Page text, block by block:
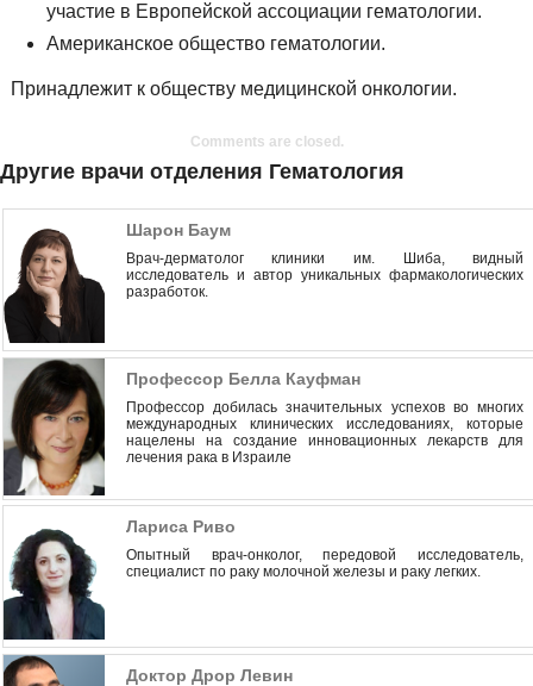
участие в Европейской ассоциации гематологии.
Американское общество гематологии.
Принадлежит к обществу медицинской онкологии.
Comments are closed.
Другие врачи отделения Гематология
Шарон Баум
Врач-дерматолог клиники им. Шиба, видный
исследователь и автор уникальных фармакологических
разработок.
Профессор Белла Кауфман
Профессор добилась значительных успехов во многих
международных клинических исследованиях, которые
нацелены на создание инновационных лекарств для
лечения рака в Израиле
Лариса Риво
Опытный врач-онколог, передовой исследователь,
специалист по раку молочной железы и раку легких.
Доктор Дрор Левин